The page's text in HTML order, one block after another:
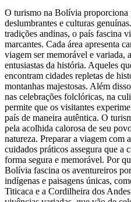
O turismo na Bolívia proporciona
deslumbrantes e culturas
tradições andinas, o país fascina
marcantes. Cada área apresenta
viagem ser memorável e variada,
entusiastas da história. Aqueles
encontram cidades repletas de
montanhas majestosas. Além
nas celebrações folclóricas, na
permite que os visitantes
país de maneira autêntica. O
pela acolhida calorosa de seu
natureza. Preparar a viagem com
cuidados práticos assegura que a
forma segura e memorável. Por
Bolívia fascina os aventureiros
indígenas e paisagens únicas,
Titicaca e a Cordilheira dos